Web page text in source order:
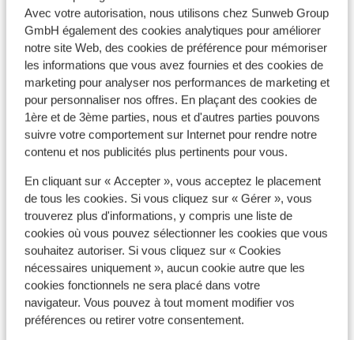
Avec votre autorisation, nous utilisons chez Sunweb Group
GmbH également des cookies analytiques pour améliorer
notre site Web, des cookies de préférence pour mémoriser
les informations que vous avez fournies et des cookies de
marketing pour analyser nos performances de marketing et
pour personnaliser nos offres. En plaçant des cookies de
1ère et de 3ème parties, nous et d'autres parties pouvons
suivre votre comportement sur Internet pour rendre notre
contenu et nos publicités plus pertinents pour vous.
En cliquant sur « Accepter », vous acceptez le placement
de tous les cookies. Si vous cliquez sur « Gérer », vous
trouverez plus d'informations, y compris une liste de
cookies où vous pouvez sélectionner les cookies que vous
souhaitez autoriser. Si vous cliquez sur « Cookies
nécessaires uniquement », aucun cookie autre que les
cookies fonctionnels ne sera placé dans votre
navigateur. Vous pouvez à tout moment modifier vos
préférences ou retirer votre consentement.
Afficher sur la carte
Distance de la plage environ 200 mètres (plage de
sable)
Distance du centre-ville: environ 250 mètres
La distance de la vieille ville environ 800 mètres
Distance de l'aéroport environ 7 kilomètres
Distance au port environ 3500 mètres
Distance jusqu'à l'arrêt de bus environ 500 mètres
Distance jusqu'au distributeur d'argent environ